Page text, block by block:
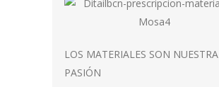
LOS MATERIALES SON NUESTRA
PASIÓN